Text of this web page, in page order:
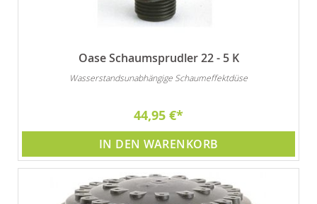
Oase Schaumsprudler 22 - 5 K
Wasserstandsunabhängige Schaumeffektdüse
44,95 €
IN DEN WARENKORB